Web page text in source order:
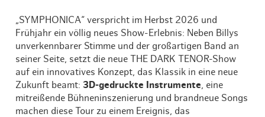
„SYMPHONICA“ verspricht im Herbst 2026 und
Frühjahr ein völlig neues Show-Erlebnis: Neben Billys
unverkennbarer Stimme und der großartigen Band an
seiner Seite, setzt die neue THE DARK TENOR-Show
auf ein innovatives Konzept, das Klassik in eine neue
Zukunft beamt: 3D-gedruckte Instrumente, eine
mitreißende Bühneninszenierung und brandneue Songs
machen diese Tour zu einem Ereignis, das